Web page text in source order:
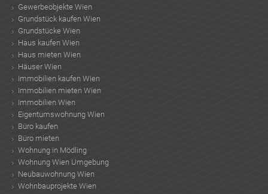
Gewerbeobjekte Wien
Grundstück kaufen Wien
Grundstücke Wien
Haus kaufen Wien
Haus mieten Wien
Häuser Wien
Immobilien kaufen Wien
Immobilien mieten Wien
Immobilien Wien
Eigentumswohnung Wien
Büro kaufen
Büro mieten
Wohnung in Mödling
Wohnung Wien Umgebung
Neubauwohnung Wien
Wohnbauprojekte Wien